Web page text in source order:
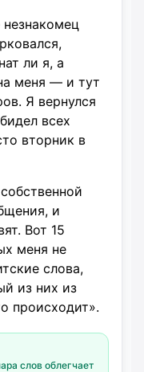
ли я, а
меня — и тут
Я вернулся
всех
вторник в
и
Вот 15
меня не
слова,
из них из
происходит».
слов облегчает